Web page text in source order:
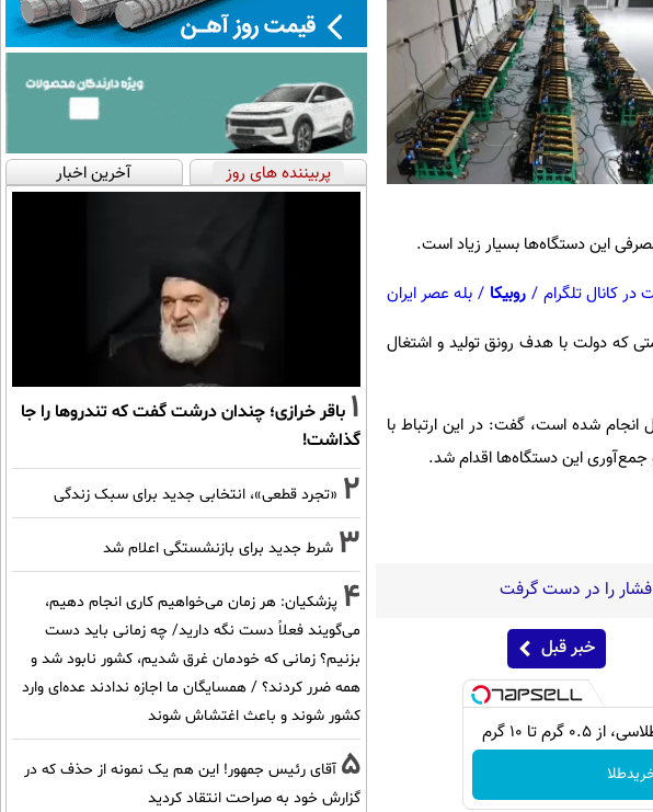
این دستگاه‌ها بسیار زیاد است.
کانال تلگرام / روبیکا / بله عصر ایران
که دولت با هدف رونق تولید و اشتغال
انجام شده است، گفت: در این ارتباط با
فشار را در دست گرفت
خبر قبل
تا ۱۰ گرم
پربیننده های روز آخرین اخبار
1 باقر خرازی؛ چندان درشت گفت که تندروها را جا
گذاشت!
2 «تجرد قطعی»، انتخابی جدید برای سبک زندگی
3 شرط جدید برای بازنشستگی اعلام شد
4 پزشکیان: هر زمان می‌خواهیم کاری انجام دهیم،
می‌گویند فعلاً دست نگه دارید/ چه زمانی باید دست
بزنیم؟ زمانی که خودمان غرق شدیم، کشور نابود شد و
همه ضرر کردند؟ / همسایگان ما اجازه ندادند عده‌ای وارد
کشور شوند و باعث اغتشاش شوند
5 آقای رئیس جمهور! این هم یک نمونه از حذف که در
گزارش خود به صراحت انتقاد کردید